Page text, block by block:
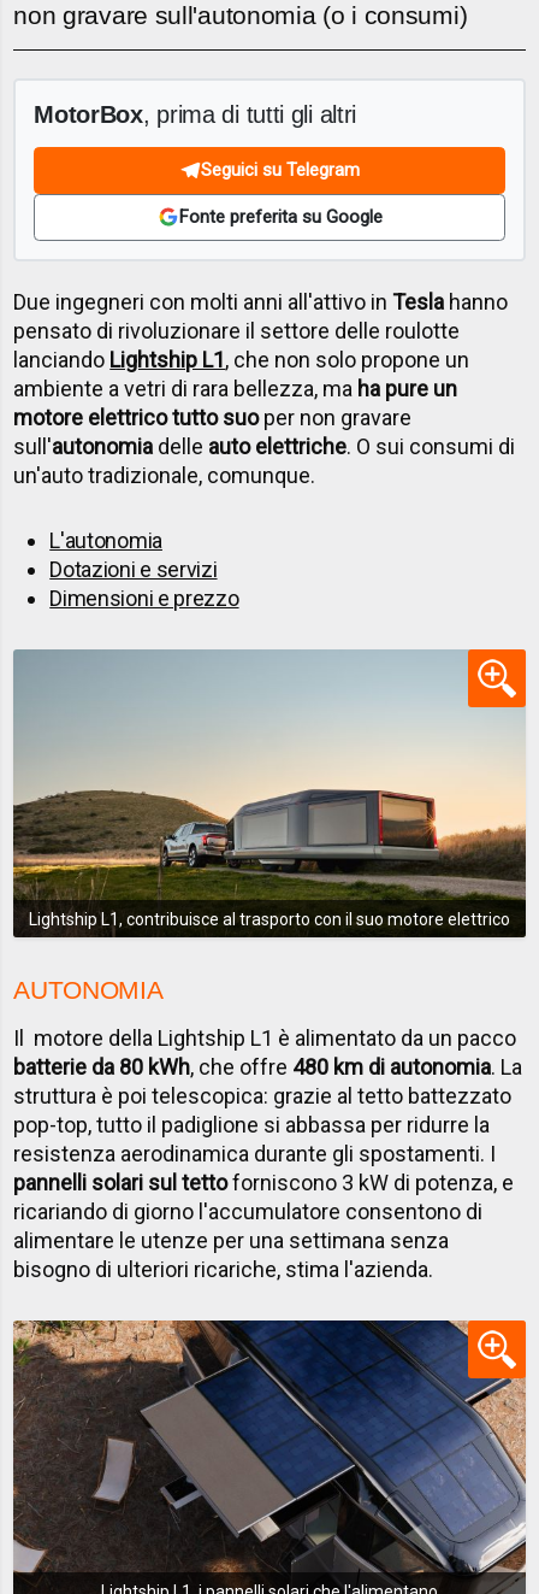
non gravare sull'autonomia (o i consumi)
MotorBox, prima di tutti gli altri
Seguici su Telegram
Fonte preferita su Google
Due ingegneri con molti anni all'attivo inTesla hanno
pensato di rivoluzionare il settore delle roulotte
lanciando Lightship L1, che non solo propone un
ambiente a vetri di rara bellezza, ma ha pure un
motore elettrico tutto suoper non gravare
sull'autonomia delle auto elettriche. O sui consumi di
un'auto tradizionale, comunque.
L'autonomia
Dotazioni e servizi
Dimensioni e prezzo
Lightship L1, contribuisce al trasporto con il suo motore elettrico
AUTONOMIA
Il motore della Lightship L1 è alimentato da un pacco
batterie da 80 kWh, che offre 480 km di autonomia. La
struttura è poi telescopica: grazie al tetto battezzato
pop-top, tutto il padiglione si abbassa per ridurre la
resistenza aerodinamica durante gli spostamenti. I
pannelli solari sul tettoforniscono 3 kW di potenza, e
ricariando di giorno l'accumulatore consentono di
alimentare le utenze per una settimana senza
bisogno di ulteriori ricariche, stima l'azienda.